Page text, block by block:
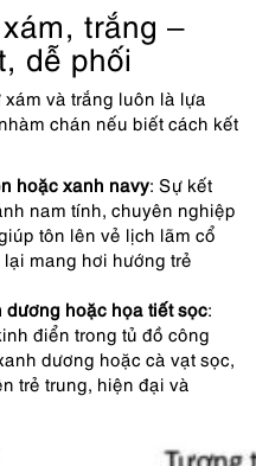
trắng –
dễ phối
và trắng luôn là lựa
chán nếu biết cách kết
hoặc xanh navy: Sự kết
nam tính, chuyên nghiệp
tôn lên vẻ lịch lãm cổ
mang hơi hướng trẻ
hoặc họa tiết sọc:
điển trong tủ đồ công
dương hoặc cà vạt sọc,
trẻ trung, hiện đại và